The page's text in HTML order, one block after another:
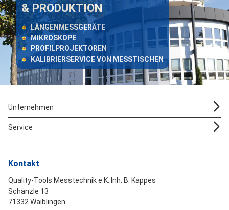
& PRODUKTION
LÄNGENMESSGERÄTE
MIKROSKOPE
PROFILPROJEKTOREN
KALIBRIERSERVICE VON MESSTISCHEN
Kontakt
Quality-Tools Messtechnik e.K. Inh. B. Kappes
Schänzle 13
71332 Waiblingen
Unternehmen
Service